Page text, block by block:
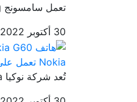
تعمل سامسونج Samsung على إصدار تحديث جديد ثابت وهو تحديث One UI 5.0...
30 أكتوبر 2022
Nokia تعمل على إطلاق هاتف Nokia G60 قريباً في الهند
تُعد شركة نوكيا Nokia من أولى الشركات المصنعة للهواتف الذكية حول ال...